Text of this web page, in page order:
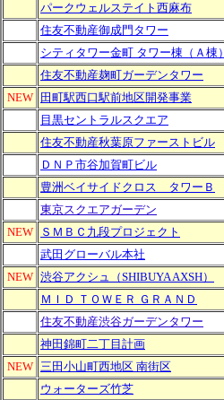
パークウェルステイト西麻布
住友不動産御成門タワー
シティタワー金町 タワー棟（Ａ棟）
住友不動産麹町ガーデンタワー
NEW
田町駅西口駅前地区開発事業
目黒セントラルスクエア
住友不動産秋葉原ファーストビル
ＤＮＰ市谷加賀町ビル
豊洲ベイサイドクロス タワーＢ
東京スクエアガーデン
NEW
ＳＭＢＣ九段プロジェクト
武田グローバル本社
NEW 渋谷アクシュ（SHIBUYA AXSH）
ＭＩＤ ＴＯＷＥＲ ＧＲＡＮＤ
住友不動産渋谷ガーデンタワー
神田錦町二丁目計画
NEW 三田小山町西地区 南街区
ウォーターズ竹芝